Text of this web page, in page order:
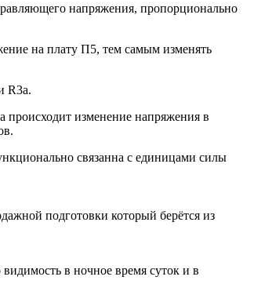
напряжения, пропорционально
на плату П5, тем самым изменять
R3a.
происходит изменение напряжения в
связанна с единицами силы
подготовки который берётся из
в ночное время суток и в